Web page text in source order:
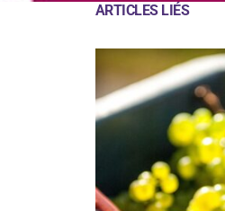
ARTICLES LIÉS